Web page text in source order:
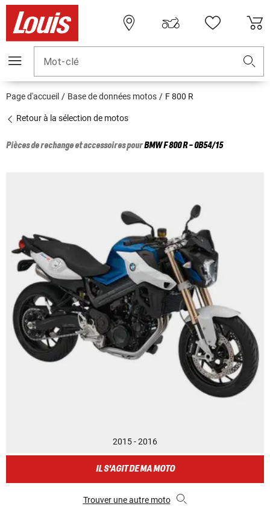
Mot-clé
Page d'accueil Base de données motos F 800 R
Retour à la sélection de motos
Pièces de rechange et accessoires pourBMWF 800 R - 0B54/15
2015 - 2016
IL S'AGIT DE MA MOTO
Trouver une autre moto